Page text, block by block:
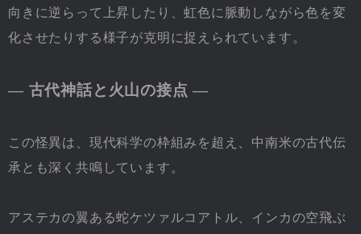
向きに逆らって上昇したり、虹色に脈動しながら色を変
化させたりする様子が克明に捉えられています。
― 古代神話と火山の接点 ―
この怪異は、現代科学の枠組みを超え、中南米の古代伝
承とも深く共鳴しています。
アステカの翼ある蛇ケツァルコアトル、インカの空飛ぶ